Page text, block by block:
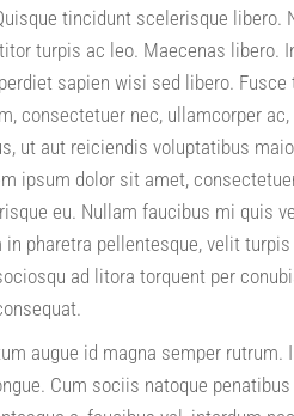
tincidunt scelerisque libero.
turpis ac leo. Maecenas libero.
sapien wisi sed libero. Fusce
consectetuer nec, ullamcorper
ut aut reiciendis voluptatibus
ipsum dolor sit amet,
eu. Nullam faucibus mi quis
pharetra pellentesque, velit
ad litora torquent per
augue id magna semper rutrum.
Cum sociis natoque